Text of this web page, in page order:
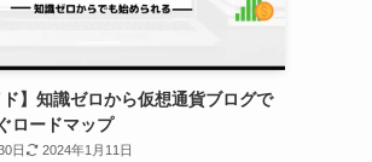
ド】知識ゼロから仮想通貨ブログで
ロードマップ
日 2024年1月11日